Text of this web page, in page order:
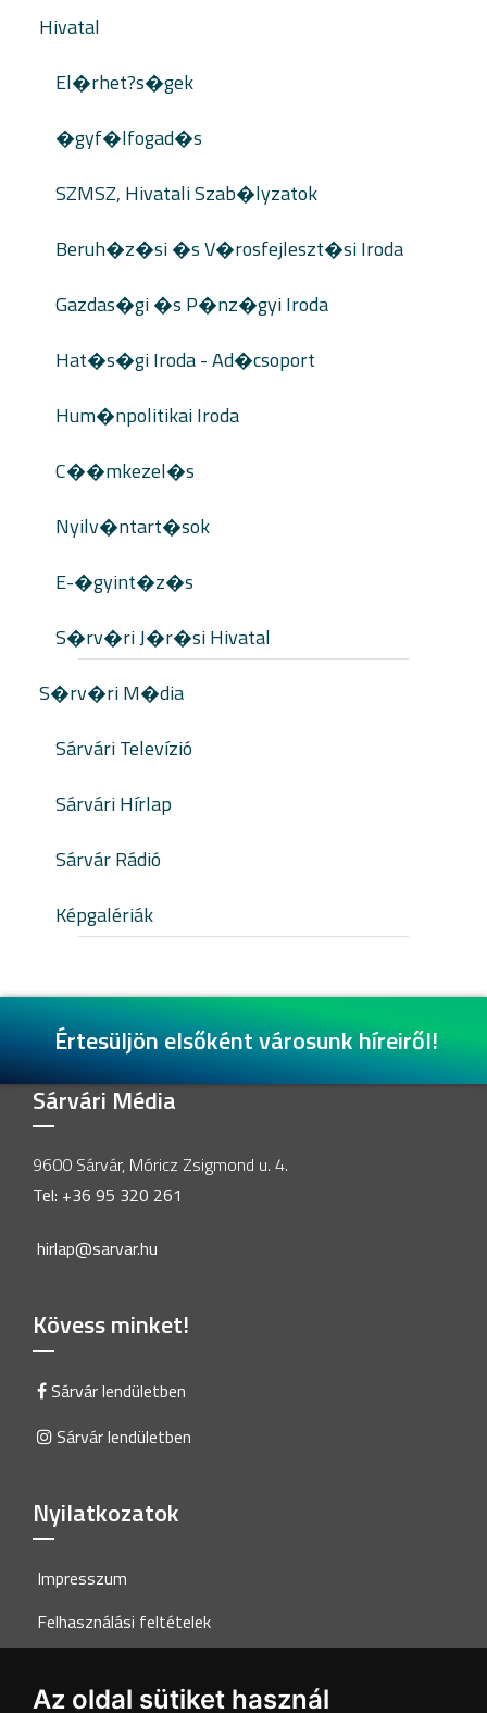
Az oldal sütiket használ
Hivatal
El�rhet?s�gek
�gyf�lfogad�s
SZMSZ, Hivatali Szab�lyzatok
Beruh�z�si �s V�rosfejleszt�si Iroda
Gazdas�gi �s P�nz�gyi Iroda
Hat�s�gi Iroda - Ad�csoport
Hum�npolitikai Iroda
C��mkezel�s
Nyilv�ntart�sok
E-�gyint�z�s
S�rv�ri J�r�si Hivatal
S�rv�ri M�dia
Sárvári Televízió
Sárvári Hírlap
Sárvár Rádió
Képgalériák
Értesüljön elsőként városunk híreiről!
Sárvári Média
9600 Sárvár, Móricz Zsigmond u. 4.
Tel: +36 95 320 261
hirlap@sarvar.hu
Kövess minket!
Sárvár lendületben
Sárvár lendületben
Nyilatkozatok
Impresszum
Felhasználási feltételek